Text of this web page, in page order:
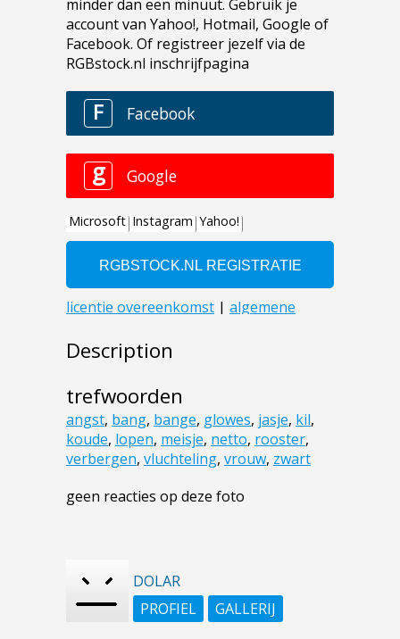
Description
trefwoorden
angst, bang, bange, glowes, jasje, kil,
koude, lopen, meisje, netto, rooster,
verbergen, vluchteling, vrouw, zwart
geen reacties op deze foto
DOLAR
PROFIEL
GALLERIJ